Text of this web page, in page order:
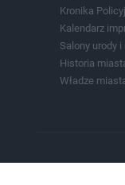
Kronika
Kalendarz
Salony urody i
Historia
Władze